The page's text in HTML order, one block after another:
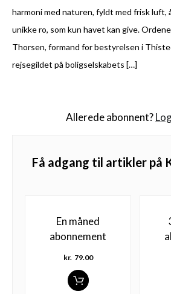
harmoni med naturen, fyldt med frisk luft,
unikke ro, som kun havet kan give.
Thorsen, formand for bestyrelsen i
rejsegildet på boligselskabets […]
Allerede abonnent?
Få adgang til artikler på
En måned
abonnement
kr. 79.00